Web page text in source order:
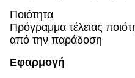
Ποιότητα
Πρόγραμμα τέλειας
από την παράδοση
Εφαρμογή